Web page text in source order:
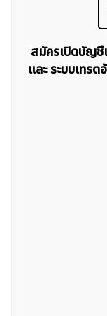
สมัครเปิดบัญชี
และ ระบบเทร